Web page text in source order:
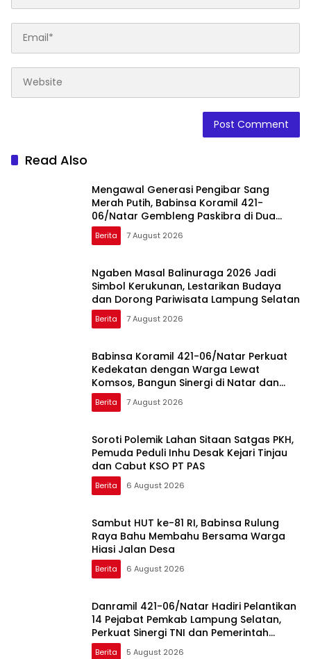
Read Also
Mengawal Generasi Pengibar Sang
Merah Putih, Babinsa Koramil 421-
06/Natar Gembleng Paskibra di Dua
Kecamatan Jelang HUT RI ke-81
Berita 7 August 2026
Ngaben Masal Balinuraga 2026 Jadi
Simbol Kerukunan, Lestarikan Budaya
dan Dorong Pariwisata Lampung Selatan
Berita 7 August 2026
Babinsa Koramil 421-06/Natar Perkuat
Kedekatan dengan Warga Lewat
Komsos, Bangun Sinergi di Natar dan
Tegineneng
Berita 7 August 2026
Soroti Polemik Lahan Sitaan Satgas PKH,
Pemuda Peduli Inhu Desak Kejari Tinjau
dan Cabut KSO PT PAS
Berita 6 August 2026
Sambut HUT ke-81 RI, Babinsa Rulung
Raya Bahu Membahu Bersama Warga
Hiasi Jalan Desa
Berita 6 August 2026
Danramil 421-06/Natar Hadiri Pelantikan
14 Pejabat Pemkab Lampung Selatan,
Perkuat Sinergi TNI dan Pemerintah
Daerah
Berita 5 August 2026